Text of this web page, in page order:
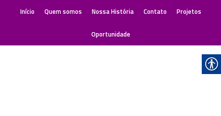
Início Quem somos Nossa História Contato Projetos
Oportunidade